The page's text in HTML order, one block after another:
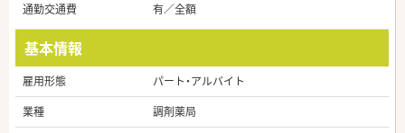
通勤交通費
有／全額
基本情報
雇用形態
パート・アルバイト
業種
調剤薬局